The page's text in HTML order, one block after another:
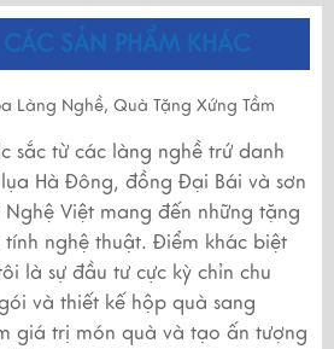
SẢN PHẨM KHÁC
Làng Nghề, Quà Tặng Xứng Tầm
sắc từ các làng nghề trứ danh
Hà Đông, đồng Đại Bái và sơn
Việt mang đến những tặng
nghệ thuật. Điểm khác biệt
là sự đầu tư cực kỳ chỉn chu
và thiết kế hộp quà sang
giá trị món quà và tạo ấn tượng